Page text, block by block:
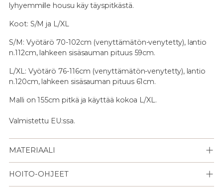
lyhyemmille housu käy täyspitkästä.
Koot: S/M ja L/XL
S/M: Vyötärö 70-102cm (venyttämätön-venytetty), lantio
n.112cm, lahkeen sisäsauman pituus 59cm.
L/XL: Vyötärö 76-116cm (venyttämätön-venytetty), lantio
n.120cm, lahkeen sisäsauman pituus 61cm.
Malli on 155cm pitkä ja käyttää kokoa L/XL.
Valmistettu EU:ssa.
MATERIAALI
HOITO-OHJEET